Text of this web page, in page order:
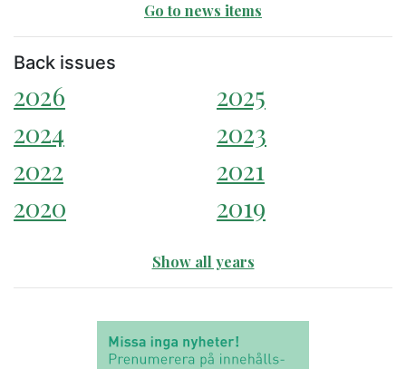
Go to news items
Back issues
2026
2025
2024
2023
2022
2021
2020
2019
Show all years